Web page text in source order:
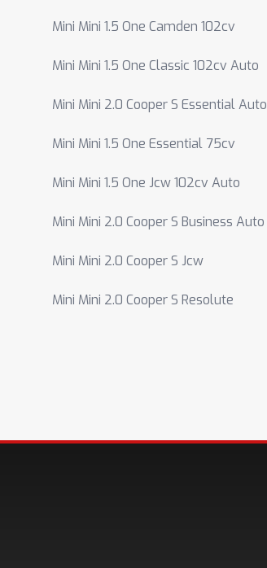
Mini Mini 1.5 One Camden 102cv
Mini Mini 1.5 One Classic 102cv Auto
Mini Mini 2.0 Cooper S Essential Auto
Mini Mini 1.5 One Essential 75cv
Mini Mini 1.5 One Jcw 102cv Auto
Mini Mini 2.0 Cooper S Business Auto
Mini Mini 2.0 Cooper S Jcw
Mini Mini 2.0 Cooper S Resolute